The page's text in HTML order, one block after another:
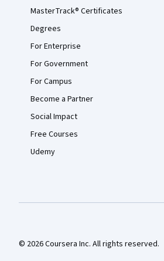
MasterTrack® Certificates
Degrees
For Enterprise
For Government
For Campus
Become a Partner
Social Impact
Free Courses
Udemy
© 2026 Coursera Inc. All rights reserved.